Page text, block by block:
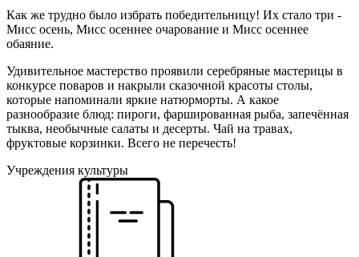
Как же трудно было избрать победительницу! Их стало три -
Мисс осень, Мисс осеннее очарование и Мисс осеннее
обаяние.
Удивительное мастерство проявили серебряные мастерицы в
конкурсе поваров и накрыли сказочной красоты столы,
которые напоминали яркие натюрморты. А какое
разнообразие блюд: пироги, фаршированная рыба, запечённая
тыква, необычные салаты и десерты. Чай на травах,
фруктовые корзинки. Всего не перечесть!
Учреждения культуры